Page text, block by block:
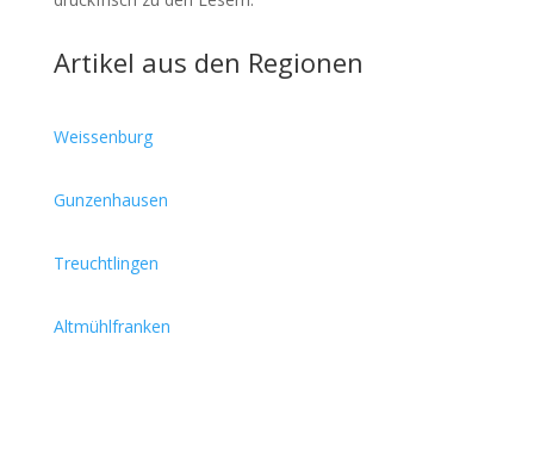
Artikel aus den Regionen
Weissenburg
Gunzenhausen
Treuchtlingen
Altmühlfranken